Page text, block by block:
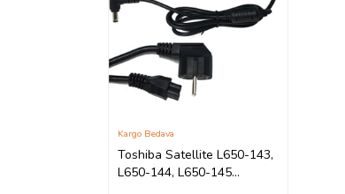
Toshiba Satellite L650-143,
L650-144, L650-145
Kargo Bedava